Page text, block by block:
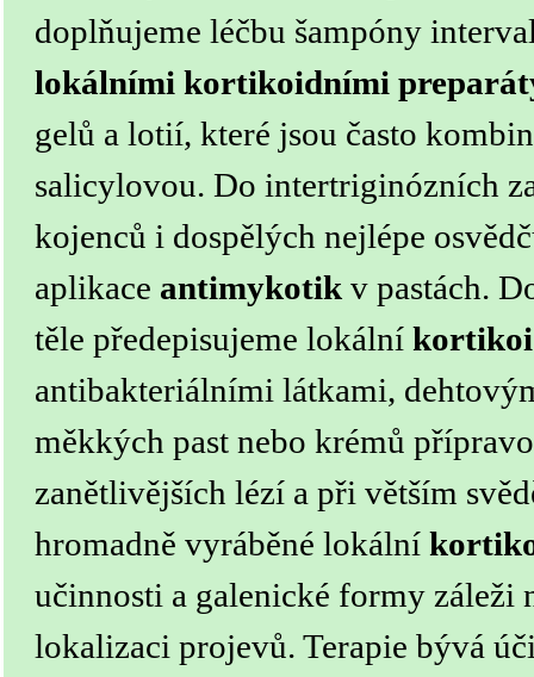
doplňujeme léčbu šampóny
lokálními kortikoidními
gelů a lotií, které jsou často
salicylovou. Do intertriginózních
kojenců i dospělých nejlépe
aplikace antimykotik v pastách.
těle předepisujeme lokální
antibakteriálními látkami,
měkkých past nebo krémů
zanětlivějších lézí a při větším
hromadně vyráběné lokální
učinnosti a galenické formy záleži
lokalizaci projevů. Terapie bývá